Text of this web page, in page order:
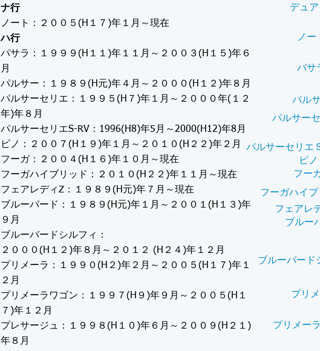
プリメー
プリ
ブルーバード
ブルー
フェアレ
フーガハイ
フー
ピ
パルサーセリエ
パルサー
パル
バサ
ノー
デュ
ナ行
ノート：２００５(H１７)年１月～現在
ハ行
パサラ：１９９９(H１１)年１１月～２００３(H１５)年６
月
パルサー：１９８９(H元)年４月～２０００(H１２)年８月
パルサーセリエ：１９９５(H７)年１月～２０００年(１２
年)年８月
パルサーセリエS-RV：1996(H8)年5月～2000(H12)年8月
ピノ：２００７(H１９)年１月～２０１０(H２２)年２月
フーガ：２００４(H１６)年１０月～現在
フーガハイブリッド：２０１０(H２２)年１１月～現在
フェアレディZ：１９８９(H元)年７月～現在
ブルーバード：１９８９(H元)年１月～２００１(H１３)年
９月
ブルーバードシルフィ：
２０００(H１２)年８月～２０１２ (H２４)年１２月
プリメーラ：１９９０(H２)年２月～２００５(H１７)年１
２月
プリメーラワゴン：１９９７(H９)年９月～２００５(H１
７)年１２月
プレサージュ：１９９８(H１０)年６月～２００９(H２１)
年８月